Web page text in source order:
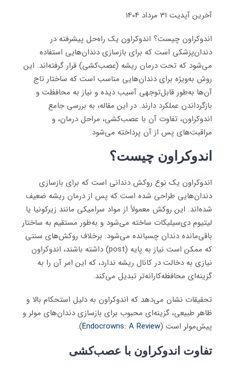
آخرین آپدیت 31 مرداد 1404
اندوکراون چیست؟ اندوکراون یک راه‌حل پیشرفته در
دندان‌پزشکی است که برای بازسازی دندان‌هایی استفاده
می‌شود که تحت درمان ریشه (عصب‌کشی) قرار گرفته‌اند. این
روش به‌ویژه برای دندان‌هایی مناسب است که ساختار تاج
آن‌ها به‌طور قابل‌توجهی آسیب دیده و نیاز به محافظت و
بازگرداندن عملکرد دارند. در این مقاله، به بررسی جامع
اندوکراون، تفاوت آن با عصب‌کشی، مراحل درمان، و
مراقبت‌های پس از آن پرداخته می‌شود.
اندوکراون چیست؟
اندوکراون یک نوع روکش دندانی است که برای بازسازی
دندان‌هایی طراحی شده است که پس از درمان ریشه ضعیف
شده‌اند. این روکش معمولاً از مواد سرامیکی مانند زیرکونیا یا
لیتیوم دی‌سیلیکات ساخته می‌شود و به‌طور مستقیم به ساختار
باقی‌مانده دندان چسبانده می‌شود. برخلاف روکش‌های سنتی
که ممکن است نیاز به پایه (post) داشته باشند، اندوکراون
نیازی به دخالت در کانال ریشه ندارد، که این امر آن را به
گزینه‌ای محافظه‌کارانه‌تر تبدیل می‌کند.
تحقیقات نشان می‌دهد که اندوکراون به دلیل استحکام بالا و
ظاهر طبیعی، گزینه‌ای محبوب برای بازسازی دندان‌های مولر و
پیش‌مولر است (Endocrowns: A Review
).
تفاوت اندوکراون با عصب‌کشی